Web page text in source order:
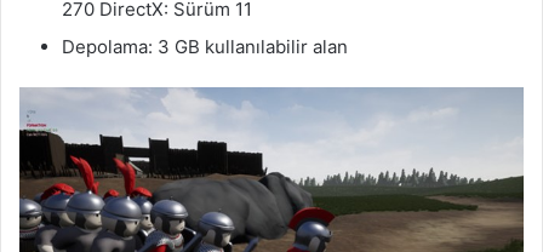
270 DirectX: Sürüm 11
Depolama: 3 GB kullanılabilir alan